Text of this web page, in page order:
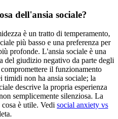
dell'ansia sociale?
è un tratto di temperamento,
più basso e una preferenza per
profonde. L'ansia sociale è una
del giudizio negativo da parte degli
il funzionamento
timidi non ha ansia sociale; la
descrive la propria esperienza
semplicemente silenziosa. La
è utile. Vedi social anxiety vs